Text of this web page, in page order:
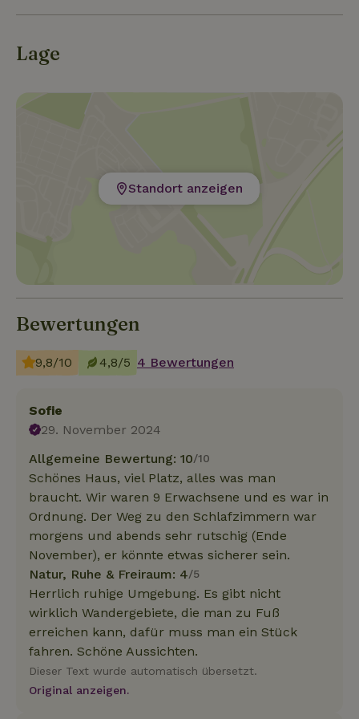
Lage
Standort anzeigen
Bewertungen
9,8/10 4,8/5 4 Bewertungen
Sofie
29. November 2024
Allgemeine Bewertung: 10/10
Schönes Haus, viel Platz, alles was man
braucht. Wir waren 9 Erwachsene und es war in
Ordnung. Der Weg zu den Schlafzimmern war
morgens und abends sehr rutschig (Ende
November), er könnte etwas sicherer sein.
Natur, Ruhe & Freiraum: 4/5
Herrlich ruhige Umgebung. Es gibt nicht
wirklich Wandergebiete, die man zu Fuß
erreichen kann, dafür muss man ein Stück
fahren. Schöne Aussichten.
Dieser Text wurde automatisch übersetzt.
Original anzeigen.